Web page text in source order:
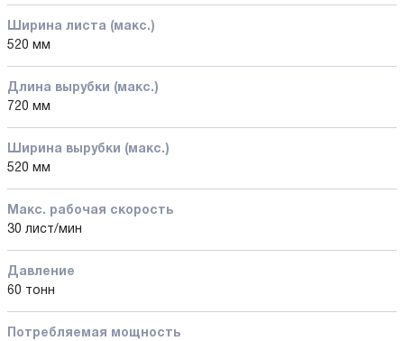
Ширина листа (макс.)
520 мм
Длина вырубки (макс.)
720 мм
Ширина вырубки (макс.)
520 мм
Макс. рабочая скорость
30 лист/мин
Давление
60 тонн
Потребляемая мощность